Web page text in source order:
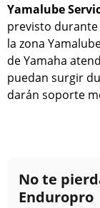
Yamalube
previsto
la zona
de Yamaha
puedan surgir
darán soporte
No te
Enduropro